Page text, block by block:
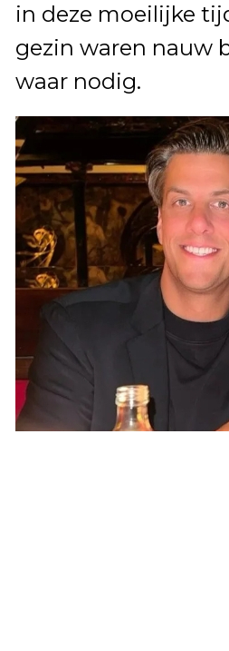
in deze moeilijke
gezin waren nauw
waar nodig.